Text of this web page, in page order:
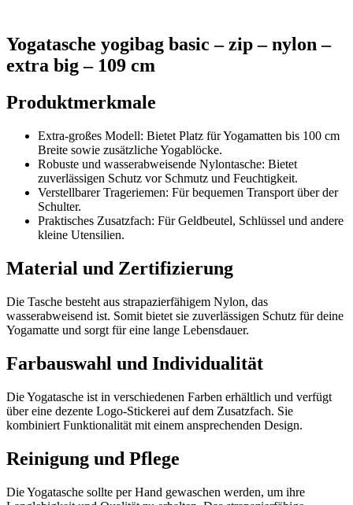
Yogatasche yogibag basic – zip – nylon –
extra big – 109 cm
Produktmerkmale
Extra-großes Modell: Bietet Platz für Yogamatten bis 100 cm
Breite sowie zusätzliche Yogablöcke.
Robuste und wasserabweisende Nylontasche: Bietet
zuverlässigen Schutz vor Schmutz und Feuchtigkeit.
Verstellbarer Trageriemen: Für bequemen Transport über der
Schulter.
Praktisches Zusatzfach: Für Geldbeutel, Schlüssel und andere
kleine Utensilien.
Material und Zertifizierung
Die Tasche besteht aus strapazierfähigem Nylon, das
wasserabweisend ist. Somit bietet sie zuverlässigen Schutz für deine
Yogamatte und sorgt für eine lange Lebensdauer.
Farbauswahl und Individualität
DieYogatasche ist in verschiedenen Farben erhältlich und verfügt
über eine dezente Logo-Stickerei auf dem Zusatzfach. Sie
kombiniert Funktionalität mit einem ansprechenden Design.
Reinigung und Pflege
Die Yogatasche sollte per Hand gewaschen werden, um ihre